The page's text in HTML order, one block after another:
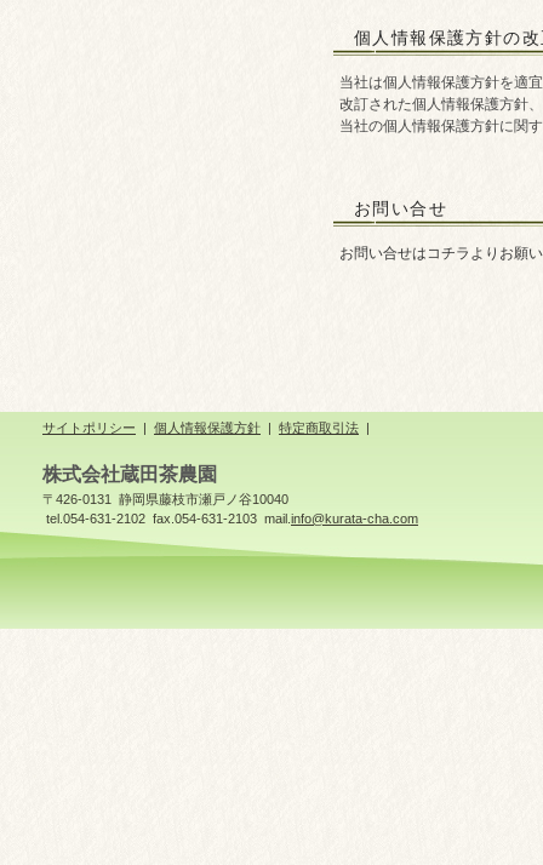
個人情報保護方針の
当社は個人情報保護方針を適
改訂された個人情報保護方針
当社の個人情報保護方針に関
お問い合せ
お問い合せはコチラよりお願
サイトポリシー | 個人情報保護方針 | 特定商取引法 |
株式会社蔵田茶農園
〒426-0131 静岡県藤枝市瀬戸ノ谷10040
tel.054-631-2102 fax.054-631-2103 mail. info@kurata-cha.com